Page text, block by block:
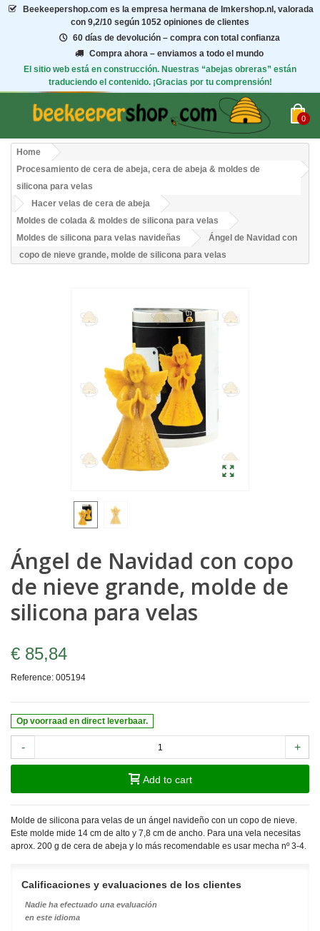
Beekeepershop.com es la empresa hermana de Imkershop.nl, valorada
con 9,2/10 según 1052 opiniones de clientes
60 días de devolución – compra con total confianza
Compra ahora – enviamos a todo el mundo
El sitio web está en construcción. Nuestras “abejas obreras” están
traduciendo el contenido. ¡Gracias por tu comprensión!
0
Home
Procesamiento de cera de abeja, cera de abeja & moldes de
silicona para velas
Hacer velas de cera de abeja
Moldes de colada & moldes de silicona para velas
Moldes de silicona para velas navideñas
Ángel de Navidad con
copo de nieve grande, molde de silicona para velas
Ángel de Navidad con copo
de nieve grande, molde de
silicona para velas
€ 85,84
Reference: 005194
Op voorraad en direct leverbaar.
- +
Add to cart
Molde de silicona para velas de un ángel navideño con un copo de nieve.
Este molde mide 14 cm de alto y 7,8 cm de ancho. Para una vela necesitas
aprox. 200 g de cera de abeja y lo más recomendable es usar mecha nº 3-4.
Calificaciones y evaluaciones de los clientes
Nadie ha efectuado una evaluación
en este idioma